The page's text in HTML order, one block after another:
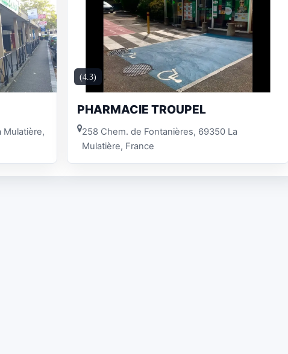
Mulatière,
(4.3)
PHARMACIE TROUPEL
258 Chem. de Fontanières, 69350 La
Mulatière, France